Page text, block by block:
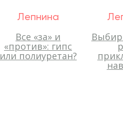
Лепнина
Все «за» и
«против»: гипс
или полиуретан?